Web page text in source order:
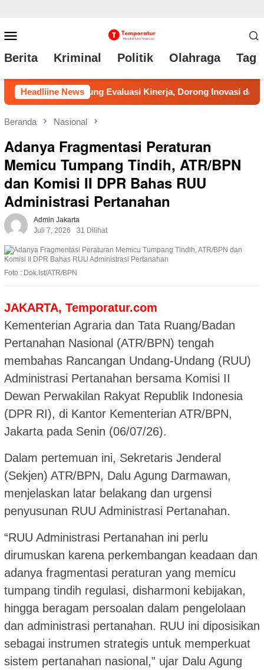
ke
konten
Mobile
Berita Kriminal Politik Olahraga Tag
Headliine News
Dorong Inovasi dan Percepatan Pembenahan Pelayanan
Beranda Nasional
Adanya Fragmentasi Peraturan
Memicu Tumpang Tindih, ATR/BPN
dan Komisi II DPR Bahas RUU
Administrasi Pertanahan
Admin Jakarta
Juli 7, 2026
31 Dilihat
Foto : Dok.Ist/ATR/BPN
JAKARTA, Temporatur.com
Kementerian Agraria dan Tata Ruang/Badan
Pertanahan Nasional (ATR/BPN) tengah
membahas Rancangan Undang-Undang (RUU)
Administrasi Pertanahan bersama Komisi II
Dewan Perwakilan Rakyat Republik Indonesia
(DPR RI), di Kantor Kementerian ATR/BPN,
Jakarta pada Senin (06/07/26).
Dalam pertemuan ini, Sekretaris Jenderal
(Sekjen) ATR/BPN, Dalu Agung Darmawan,
menjelaskan latar belakang dan urgensi
penyusunan RUU Administrasi Pertanahan.
“RUU Administrasi Pertanahan ini perlu
dirumuskan karena perkembangan keadaan dan
adanya fragmentasi peraturan yang memicu
tumpang tindih regulasi, disharmoni kebijakan,
hingga beragam persoalan dalam pengelolaan
dan administrasi pertanahan. RUU ini diposisikan
sebagai instrumen strategis untuk memperkuat
sistem pertanahan nasional,” ujar Dalu Agung